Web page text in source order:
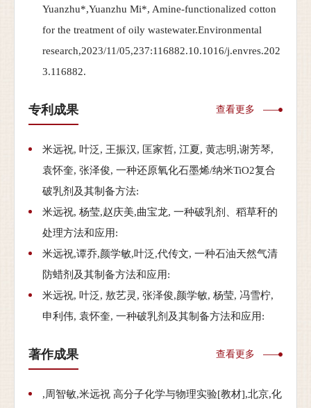
Yuanzhu*,Yuanzhu Mi*, Amine-functionalized cotton
for the treatment of oily wastewater.Environmental
research,2023/11/05,237:116882.10.1016/j.envres.202
3.116882.
专利成果 查看更多
米远祝, 叶泛, 王振汉, 匡家哲, 江夏, 黄志明,谢芳琴,
袁怀奎, 张泽俊, 一种还原氧化石墨烯/纳米TiO2复合
破乳剂及其制备方法:
米远祝, 杨莹,赵庆美,曲宝龙, 一种破乳剂、稻草秆的
处理方法和应用:
米远祝,谭乔,颜学敏,叶泛,代传文, 一种石油天然气清
防蜡剂及其制备方法和应用:
米远祝, 叶泛, 敖艺灵, 张泽俊,颜学敏, 杨莹, 冯雪柠,
申利伟, 袁怀奎, 一种破乳剂及其制备方法和应用:
著作成果 查看更多
,周智敏,米远祝 高分子化学与物理实验[教材],北京,化